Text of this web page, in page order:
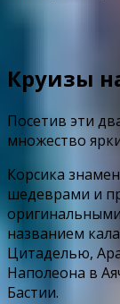
Круизы
Посетив эти
множество
Корсика
шедеврами и
названием
Цитаделью,
Наполеона в
Бастии.